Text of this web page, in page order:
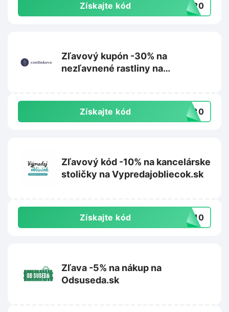
Získajte kód US20
Zľavový kupón -30% na
nezľavnené rastliny na
Získajte kód aj30
Zľavový kód -10% na kancelárske
stoličky na Vypredajobliecok.sk
Získajte kód IA10
Zľava -5% na nákup na
Odsuseda.sk